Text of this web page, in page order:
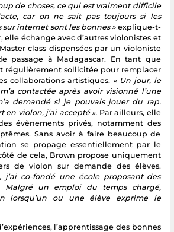
de choses, ce qui est vraiment difficile
car on ne sait pas toujours si les
internet sont les bonnes »explique-t-
elle échange avec d’autres violonistes et
class dispensées par un violoniste
passage à Madagascar. En tant que
régulièrement sollicitée pour remplacer
collaborations artistiques. « Un jour, le
contactée après avoir visionné l’une
demandé si je pouvais jouer du rap.
en violon, j’ai accepté ». Par ailleurs, elle
évènements privés, notamment des
Sans avoir à faire beaucoup de
se propage essentiellement par le
de cela, Brown propose uniquement
de violon sur demande des élèves.
j’ai co-fondé une école proposant des
Malgré un emploi du temps chargé,
lorsqu’un ou une élève exprime le
l’apprentissage des bonnes